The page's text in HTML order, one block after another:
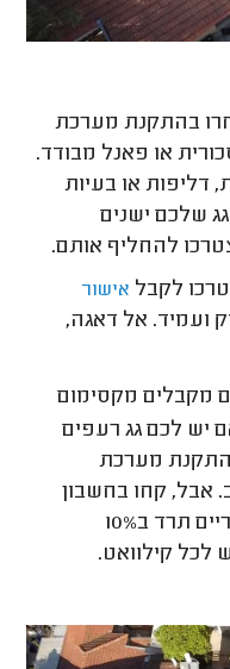
בהתקנת מערכת
או פאנל מבודד.
דליפות או בעיות
שלכם ישנים
להחליף אותם.
לקבל אישור
ועמיד. אל דאגה,
מקבלים מקסימום
יש לכם גג רעפים
מערכת
אבל, קחו בחשבון
שהתפוקה של הפאנלים הסולאריים תרד ב10%